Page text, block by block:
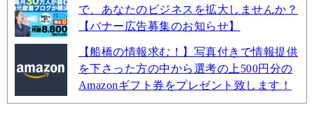
で、あなたのビジネスを拡大しませんか？
【バナー広告募集のお知らせ】
【船橋の情報求む！】写真付きで情報提供
を下さった方の中から選考の上500円分の
Amazonギフト券をプレゼント致します！